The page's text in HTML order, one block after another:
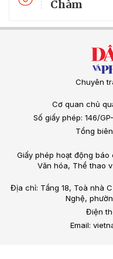
Chàm
Chuyên
Cơ quan chủ
Số giấy phép: 146/
Tổng
Giấy phép hoạt động báo
Văn hóa, Thể thao
Địa chỉ: Tầng 18, Toà nhà
Nghệ,
Điện
Email: